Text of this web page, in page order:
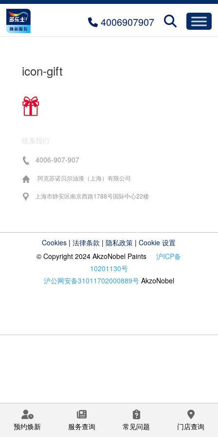
4006907907
icon-gift
联系我们
4006-907-907
阿克苏诺贝尔油漆（上海）有限公司
上海市静安区南京西路1788号国际中心22楼
Cookies |法律条款 |隐私政策 |Cookie 设置
© Copyright 2024 AkzoNobel Paints沪ICP备
10201130号
沪公网安备31011702000889号 AkzoNobel
预约焕新 服务查询 常见问题 门店查询